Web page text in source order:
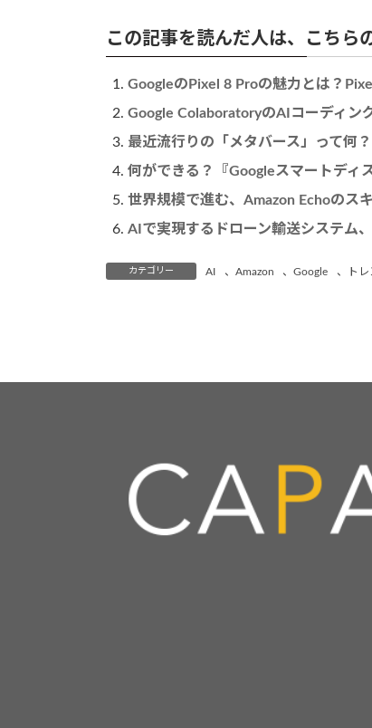
この記事を読んだ人は、こちら
GoogleのPixel 8 Proの魅力とは？
Google ColaboratoryのAIコーディン
最近流行りの「メタバース」って何
何ができる？『Googleスマートディ
世界規模で進む、Amazon Echoのス
AIで実現するドローン輸送システム
カテゴリー AI 、 Amazon 、Google 、 ト